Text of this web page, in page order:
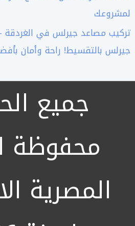
لمشروعك
تركيب مصاعد جيرلس في
جيرلس بالتقسيط! راحة وأمان
جميع
محفوظة
المصرية